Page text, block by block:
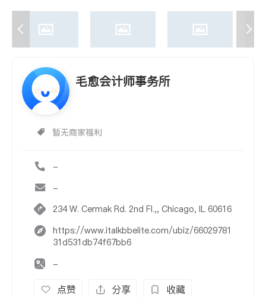
毛愈会计师事务所
暂无商家福利
-
-
234 W. Cermak Rd. 2nd Fl.,, Chicago, IL 60616
https://www.italkbbelite.com/ubiz/66029781
31d531db74f67bb6
-
点赞 分享 收藏